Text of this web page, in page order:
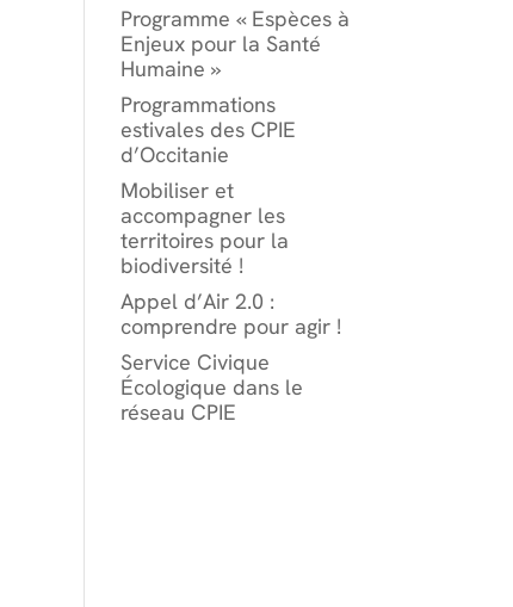
Programme « Espèces à
Enjeux pour la Santé
Humaine »
Programmations
estivales des CPIE
d’Occitanie
Mobiliser et
accompagner les
territoires pour la
biodiversité !
Appel d’Air 2.0 :
comprendre pour agir !
Service Civique
Écologique dans le
réseau CPIE